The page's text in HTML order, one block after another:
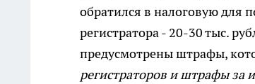
обратился в налоговую для
регистратора - 20-30 тыс.
предусмотрены штрафы,
регистраторов и штрафы за